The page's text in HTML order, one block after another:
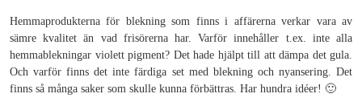
Hemmaprodukterna för blekning som finns i affärerna verkar vara av
sämre kvalitet än vad frisörerna har. Varför innehåller t.ex. inte alla
hemmablekningar violett pigment? Det hade hjälpt till att dämpa det gula.
Och varför finns det inte färdiga set med blekning och nyansering. Det
finns så många saker som skulle kunna förbättras. Har hundra idéer! 🙂